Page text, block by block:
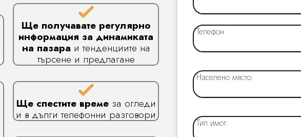
Ще получавате регулярно
информация за динамиката
на пазара и тенденциите на
търсене и предлагане
Ще спестите време за огледи
и в дълги телефонни разговори
Телефон:
Населено място:
Тип имот: